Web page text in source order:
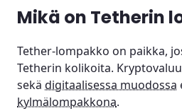
Mikä on Tetherin
Tether-lompakko on paikka,
Tetherin kolikoita.
sekä digitaalisessa muodossa
kylmälompakkona.